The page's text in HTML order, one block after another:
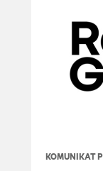
KOMUNIKAT